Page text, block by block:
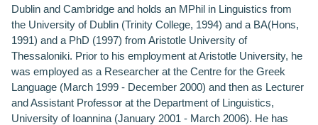
Dublin and Cambridge and holds an MPhil in Linguistics from
the University of Dublin (Trinity College, 1994) and a BA(Hons,
1991) and a PhD (1997) from Aristotle University of
Thessaloniki. Prior to his employment at Aristotle University, he
was employed as a Researcher at the Centre for the Greek
Language (March 1999 - December 2000) and then as Lecturer
and Assistant Professor at the Department of Linguistics,
University of Ioannina (January 2001 - March 2006). He has